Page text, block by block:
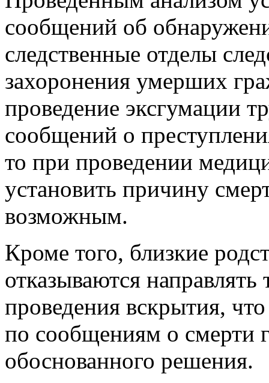
сообщений об
следственные отделы
захоронения умерших
проведение эксгумации
сообщений о
то при проведении
установить причину
возможным.
Кроме того, близкие
отказываются
проведения вскрытия,
по сообщениям о смерти
обоснованного решения.